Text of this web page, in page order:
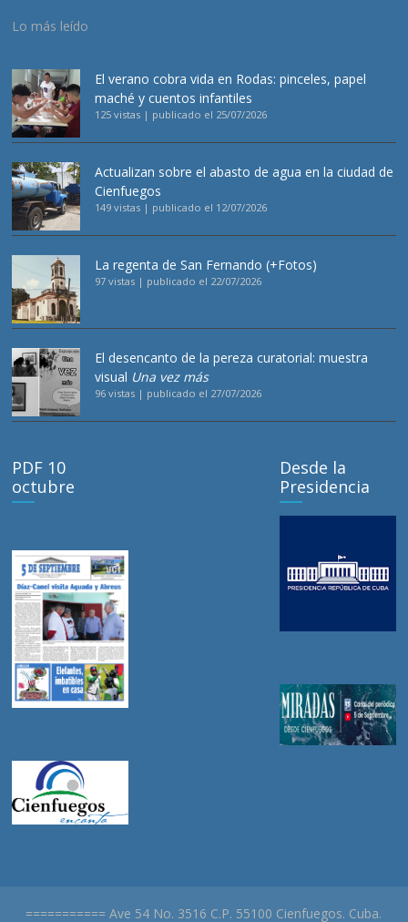
Lo más leído
El verano cobra vida en Rodas: pinceles, papel
maché y cuentos infantiles
125 vistas | publicado el 25/07/2026
Actualizan sobre el abasto de agua en la ciudad de
Cienfuegos
149 vistas | publicado el 12/07/2026
La regenta de San Fernando (+Fotos)
97 vistas | publicado el 22/07/2026
El desencanto de la pereza curatorial: muestra
visual Una vez más
96 vistas | publicado el 27/07/2026
PDF 10
octubre
Desde la
Presidencia
=========== Ave 54 No. 3516 C.P. 55100 Cienfuegos. Cuba.